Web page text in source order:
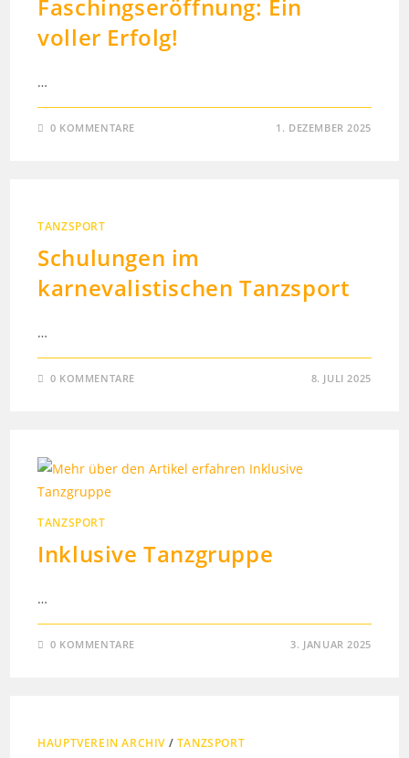
Faschingseröffnung: Ein
voller Erfolg!
…
0 KOMMENTARE 1. DEZEMBER 2025
TANZSPORT
Schulungen im
karnevalistischen Tanzsport
…
0 KOMMENTARE 8. JULI 2025
TANZSPORT
Inklusive Tanzgruppe
…
0 KOMMENTARE 3. JANUAR 2025
HAUPTVEREIN ARCHIV / TANZSPORT